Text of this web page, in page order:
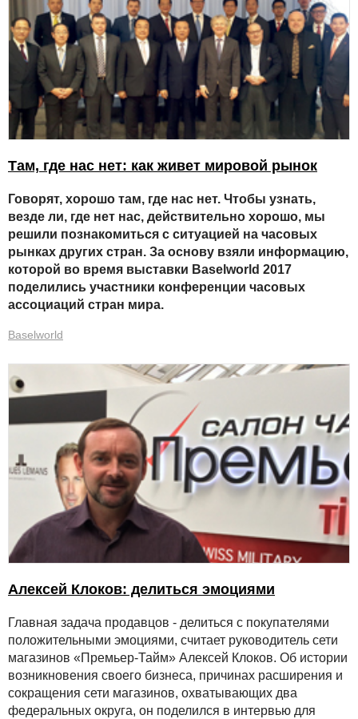
Там, где нас нет: как живет мировой рынок
Говорят, хорошо там, где нас нет. Чтобы узнать,
везде ли, где нет нас, действительно хорошо, мы
решили познакомиться с ситуацией на часовых
рынках других стран. За основу взяли информацию,
которой во время выставки Baselworld 2017
поделились участники конференции часовых
ассоциаций стран мира.
Baselworld
Алексей Клоков: делиться эмоциями
Главная задача продавцов - делиться с покупателями
положительными эмоциями, считает руководитель сети
магазинов «Премьер-Тайм» Алексей Клоков. Об истории
возникновения своего бизнеса, причинах расширения и
сокращения сети магазинов, охватывающих два
федеральных округа, он поделился в интервью для